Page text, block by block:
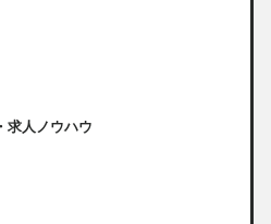
求人ノウハウ